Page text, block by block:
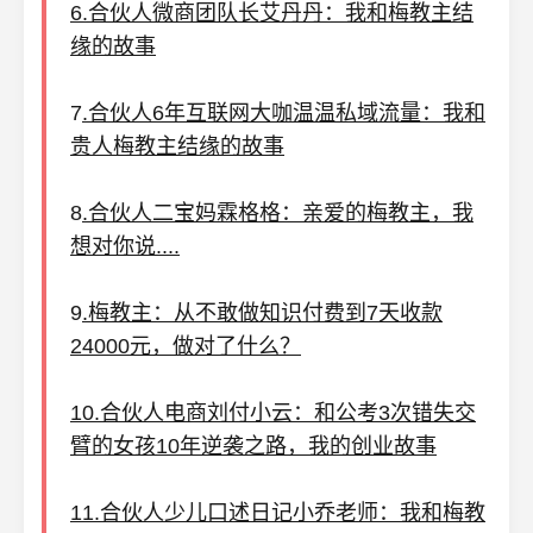
6.合伙人微商团队长艾丹丹：我和梅教主结
缘的故事
7.合伙人6年互联网大咖温温私域流量：我和
贵人梅教主结缘的故事
8.合伙人二宝妈霖格格：亲爱的梅教主，我
想对你说....
9.梅教主：从不敢做知识付费到7天收款
24000元，做对了什么？
10.合伙人电商刘付小云：和公考3次错失交
臂的女孩10年逆袭之路，我的创业故事
11.合伙人少儿口述日记小乔老师：我和梅教